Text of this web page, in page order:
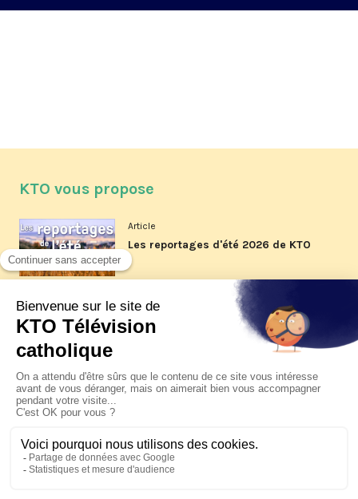
KTO vous propose
Article
Les reportages d'été 2026 de KTO
Article
La visite pastorale du pape Léon
XIV à Assise à suivre sur KTO le
Article
Le pape en Uruguay, Argentine et